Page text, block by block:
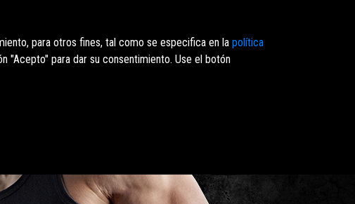
para otros fines, tal como se especifica en la política
"Acepto" para dar su consentimiento. Use el botón